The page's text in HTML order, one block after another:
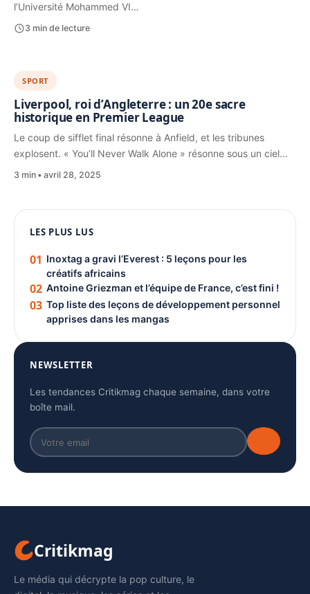
l’Université Mohammed VI…
3 min de lecture
SPORT
Liverpool, roi d’Angleterre : un 20e sacre
historique en Premier League
Le coup de sifflet final résonne à Anfield, et les tribunes
explosent. « You’ll Never Walk Alone » résonne sous un ciel…
3 min avril 28, 2025
PUBLICITÉ
LES PLUS LUS
01 Inoxtag a gravi l’Everest : 5 leçons pour les
créatifs africains
02 Antoine Griezman et l’équipe de France, c’est fini !
03 Top liste des leçons de développement personnel
apprises dans les mangas
NEWSLETTER
Les tendances Critikmag chaque semaine, dans votre
boîte mail.
Critikmag
Le média qui décrypte la pop culture, le